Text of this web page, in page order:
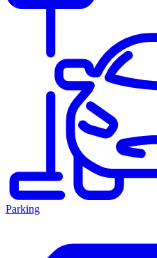
Parking